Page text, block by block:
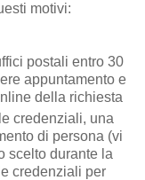
motivi:
postali entro 30
appuntamento e
della richiesta
credenziali, una
di persona (vi
scelto durante la
credenziali per